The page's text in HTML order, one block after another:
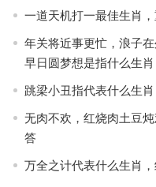
一道天机打一最佳生肖
年关将近事更忙，浪子
早日圆梦想是指什么生
跳梁小丑指代表什么生
无肉不欢，红烧肉土豆
答
万全之计代表什么生肖